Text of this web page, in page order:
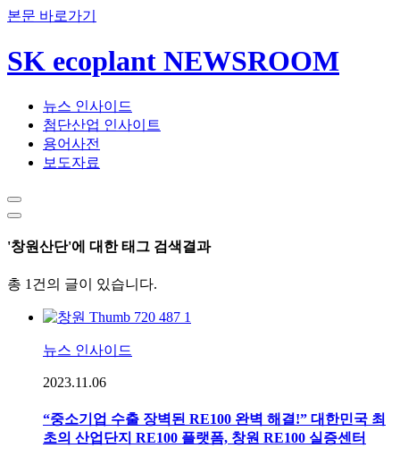
본문 바로가기
SK ecoplant NEWSROOM
뉴스 인사이드
첨단산업 인사이트
용어사전
보도자료
'창원산단'에 대한 태그 검색결과
총 1건의 글이 있습니다.
뉴스 인사이드
2023.11.06
“중소기업 수출 장벽된 RE100 완벽 해결!” 대한민국 최
초의 산업단지 RE100 플랫폼, 창원 RE100 실증센터